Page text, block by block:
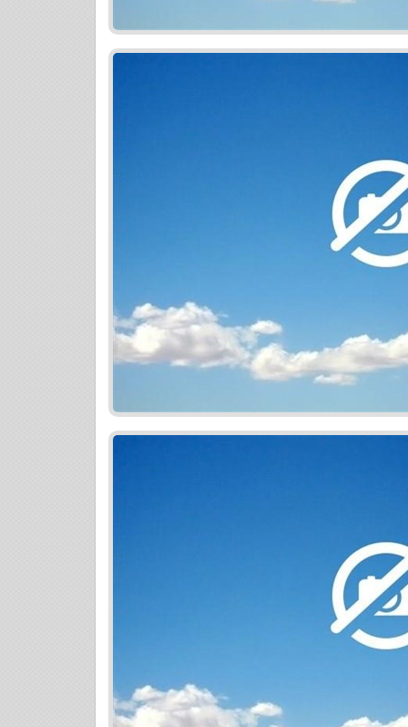
- objekt obsahuje aj 6 nebytových
Projekt je rozdelený v rámci
nehnuteľnosti v tomto projekte využite
a získajte komplexné poistenie na
a bez starostí. Najlepší úver na
trhu. Či už plánujete financovať nové
namiesto existujúceho alebo nahradiť
vždy pripravené poskytnúť vám
poradenstvo v oblasti hypoték a